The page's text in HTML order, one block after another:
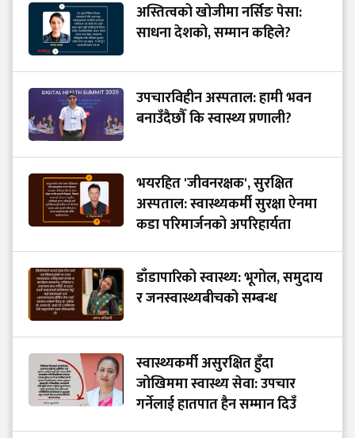
अस्तित्वको खोजीमा नर्सिङ पेसा:
साधना देशको, सम्मान कहिले?
उपचारविहीन अस्पताल: हामी भवन
बनाउँदैछौँ कि स्वास्थ्य प्रणाली?
भयरहित 'जीवनरक्षक', सुरक्षित
अस्पताल: स्वास्थ्यकर्मी सुरक्षा ऐनमा
कडा परिमार्जनको अपरिहार्यता
डाँडापारिको स्वास्थ्य: भूगोल, समुदाय
र जनस्वास्थ्यबीचको सम्बन्ध
स्वास्थ्यकर्मी असुरक्षित हुँदा
जोखिममा स्वास्थ्य सेवा: उपचार
गर्नेलाई हातपात हैन सम्मान दिउँ